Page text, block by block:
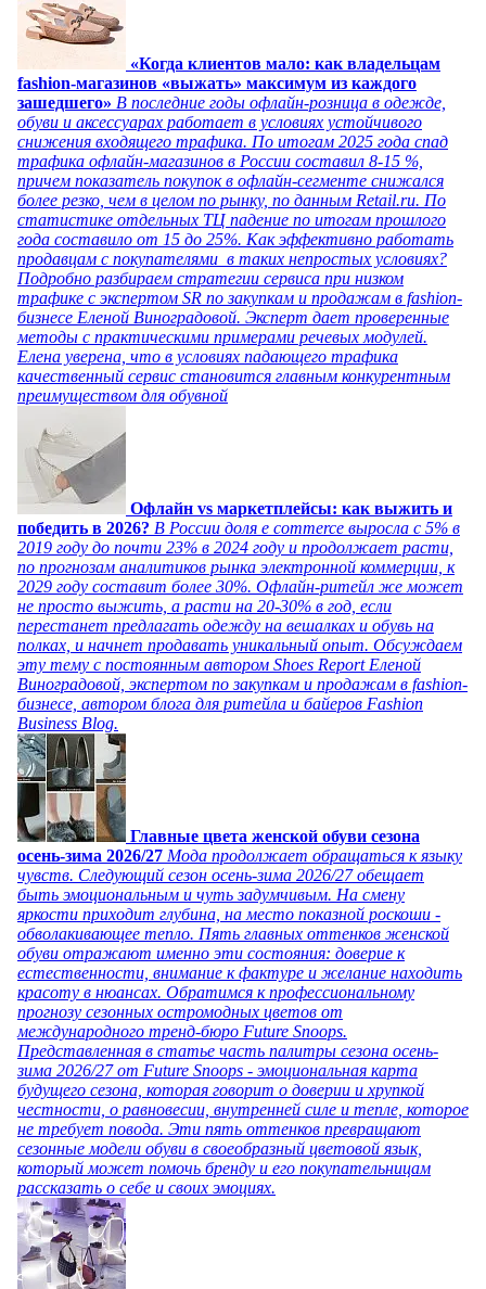
«Когда клиентов мало: как владельцам
fashion-магазинов «выжать» максимум из каждого
зашедшего» В последние годы офлайн-розница в одежде,
обуви и аксессуарах работает в условиях устойчивого
снижения входящего трафика. По итогам 2025 года спад
трафика офлайн-магазинов в России составил 8-15 %,
причем показатель покупок в офлайн-сегменте снижался
более резко, чем в целом по рынку, по данным Retail.ru. По
статистике отдельных ТЦ падение по итогам прошлого
года составило от 15 до 25%. Как эффективно работать
продавцам с покупателями в таких непростых условиях?
Подробно разбираем стратегии сервиса при низком
трафике с экспертом SR по закупкам и продажам в fashion-
бизнесе Еленой Виноградовой. Эксперт дает проверенные
методы с практическими примерами речевых модулей.
Елена уверена, что в условиях падающего трафика
качественный сервис становится главным конкурентным
преимуществом для обувной
Офлайн vs маркетплейсы: как выжить и
победить в 2026? В России доля e commerce выросла с 5% в
2019 году до почти 23% в 2024 году и продолжает расти,
по прогнозам аналитиков рынка электронной коммерции, к
2029 году составит более 30%. Офлайн-ритейл же может
не просто выжить, а расти на 20-30% в год, если
перестанет предлагать одежду на вешалках и обувь на
полках, и начнет продавать уникальный опыт. Обсуждаем
эту тему с постоянным автором Shoes Report Еленой
Виноградовой, экспертом по закупкам и продажам в fashion-
бизнесе, автором блога для ритейла и байеров Fashion
Business Blog.
Главные цвета женской обуви сезона
осень-зима 2026/27 Мода продолжает обращаться к языку
чувств. Следующий сезон осень-зима 2026/27 обещает
быть эмоциональным и чуть задумчивым. На смену
яркости приходит глубина, на место показной роскоши -
обволакивающее тепло. Пять главных оттенков женской
обуви отражают именно эти состояния: доверие к
естественности, внимание к фактуре и желание находить
красоту в нюансах. Обратимся к профессиональному
прогнозу сезонных остромодных цветов от
международного тренд-бюро Future Snoops.
Представленная в статье часть палитры сезона осень-
зима 2026/27 от Future Snoops - эмоциональная карта
будущего сезона, которая говорит о доверии и хрупкой
честности, о равновесии, внутренней силе и тепле, которое
не требует повода. Эти пять оттенков превращают
сезонные модели обуви в своеобразный цветовой язык,
который может помочь бренду и его покупательницам
рассказать о себе и своих эмоциях.